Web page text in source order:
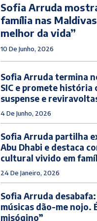
Sofia Arruda
família nas
melhor da vida”
10 De Junho, 2026
Sofia Arruda termina
SIC e promete história
suspense e
4 De Junho, 2026
Sofia Arruda partilha
Abu Dhabi e destaca
cultural vivido em
24 De Janeiro, 2026
Sofia Arruda
músicas dão-me nojo.
misógino”